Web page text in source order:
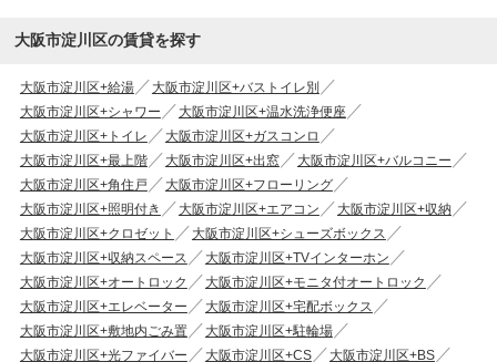
大阪市淀川区の賃貸を探す
大阪市淀川区+給湯
大阪市淀川区+バストイレ別
大阪市淀川区+シャワー
大阪市淀川区+温水洗浄便座
大阪市淀川区+トイレ
大阪市淀川区+ガスコンロ
大阪市淀川区+最上階
大阪市淀川区+出窓
大阪市淀川区+バルコニー
大阪市淀川区+角住戸
大阪市淀川区+フローリング
大阪市淀川区+照明付き
大阪市淀川区+エアコン
大阪市淀川区+収納
大阪市淀川区+クロゼット
大阪市淀川区+シューズボックス
大阪市淀川区+収納スペース
大阪市淀川区+TVインターホン
大阪市淀川区+オートロック
大阪市淀川区+モニタ付オートロック
大阪市淀川区+エレベーター
大阪市淀川区+宅配ボックス
大阪市淀川区+敷地内ごみ置
大阪市淀川区+駐輪場
大阪市淀川区+光ファイバー
大阪市淀川区+CS
大阪市淀川区+BS